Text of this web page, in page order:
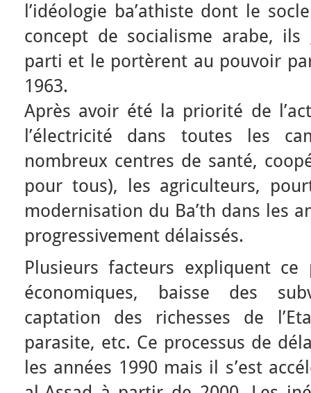
l’idéologie ba’athiste dont le
concept de socialisme arabe,
parti et le portèrent au pouvoir
1963.
Après avoir été la priorité de
l’électricité dans toutes les
nombreux centres de santé,
pour tous), les agriculteurs,
modernisation du Ba’th dans les
progressivement délaissés.
Plusieurs facteurs expliquent
économiques, baisse des
captation des richesses de
parasite, etc. Ce processus de
les années 1990 mais il s’est